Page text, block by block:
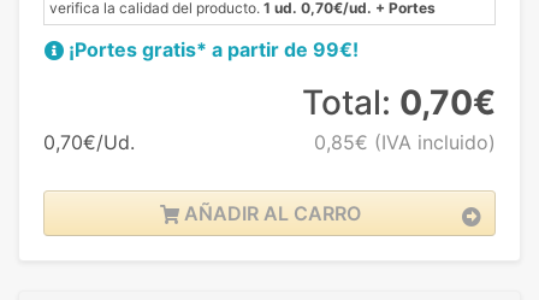
verifica la calidad del producto. 1 ud. 0,70€/ud. + Portes
¡Portes gratis* a partir de 99€!
0,70€/Ud.
Total: 0,70€
0,85€ (IVA incluido)
AÑADIR AL CARRO